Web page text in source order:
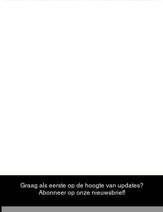
Graag als eerste op de hoogte van updates?
Abonneer op onze nieuwsbrief!